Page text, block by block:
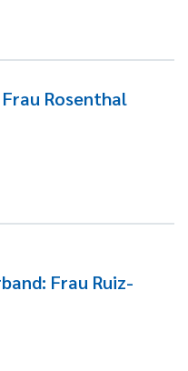
Rosenthal
Frau Ruiz-